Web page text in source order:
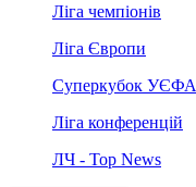
Ліга чемпіонів
Ліга Європи
Суперкубок УЄФА
Ліга конференцій
ЛЧ - Top News